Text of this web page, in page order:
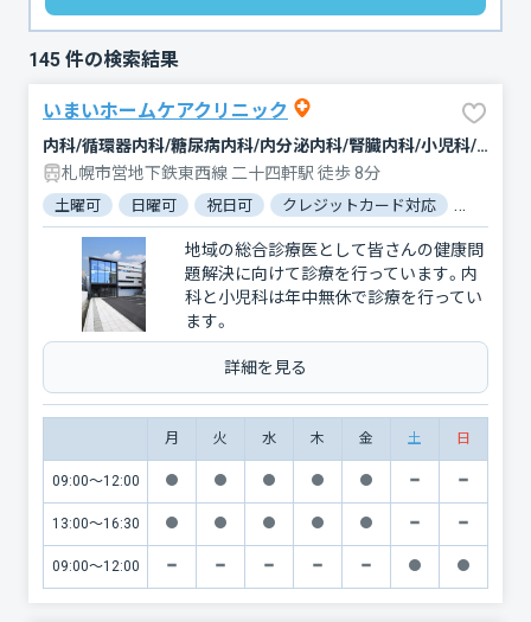
145 件の検索結果
いまいホームケアクリニック
内科/循環器内科/糖尿病内科/内分泌内科/腎臓内科/小児科/皮膚科/脳神経外科/脂質代謝内科/老年内科/内科（循環器）/内科（感染症）/小児皮膚科
札幌市営地下鉄東西線 二十四軒駅 徒歩 8分
土曜可 日曜可 祝日可 クレジットカード対応
地域の総合診療医として皆さんの健康問
題解決に向けて診療を行っています。内
科と小児科は年中無休で診療を行ってい
ます。
詳細を見る
月 火 水 木 金 土 日
09:00〜12:00
13:00〜16:30
09:00〜12:00